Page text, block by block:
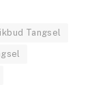
Tangsel